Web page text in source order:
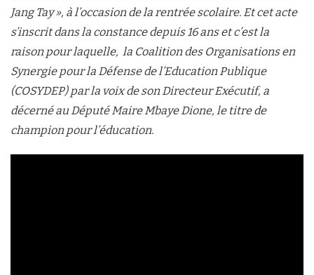
Jang Tay », à l’occasion de la rentrée scolaire. Et cet acte
s’inscrit dans la constance depuis 16 ans et c’est la
raison pour laquelle, la Coalition des Organisations en
Synergie pour la Défense de l’Education Publique
(COSYDEP) par la voix de son Directeur Exécutif, a
décerné au Député Maire Mbaye Dione, le titre de
champion pour l’éducation.